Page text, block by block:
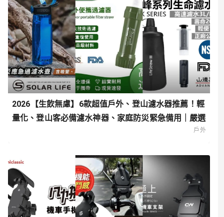
2026【生飲無慮】6款超值戶外、登山濾水器推薦！輕
量化、登山客必備濾水神器、家庭防災緊急備用｜嚴選
戶外